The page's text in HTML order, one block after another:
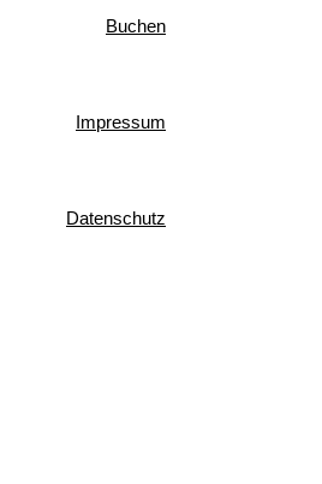
Buchen
Impressum
Datenschutz